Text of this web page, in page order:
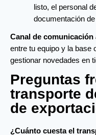
listo, el personal
documentación
Canal de comunicación
entre tu equipo y la base
gestionar novedades en
Preguntas
transporte
de
¿Cuánto cuesta el